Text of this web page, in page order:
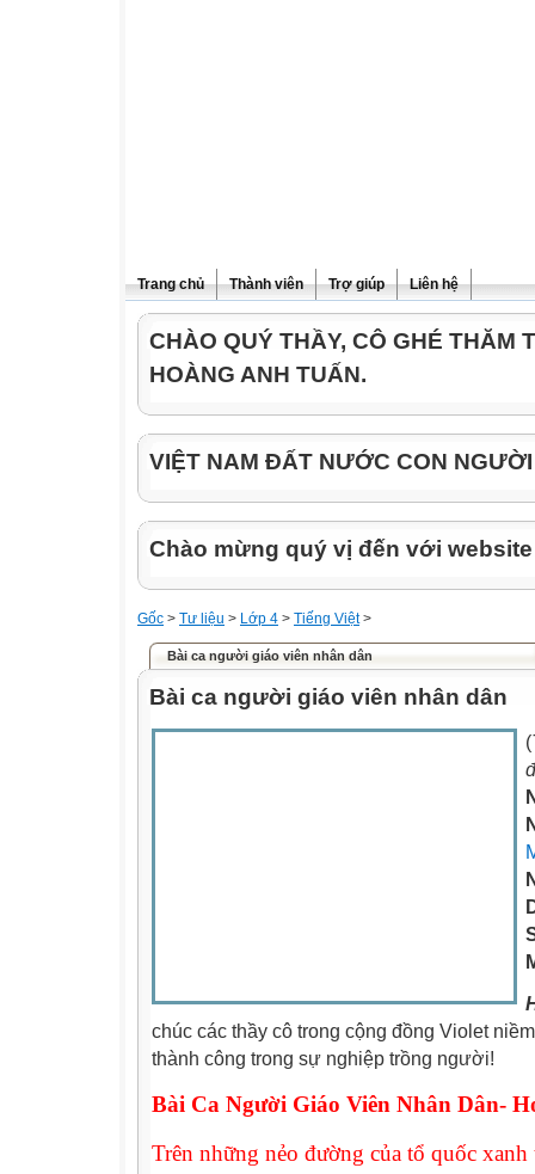
Trang chủ Thành viên Trợ giúp Liên hệ
CHÀO QUÝ THẦY, CÔ GHÉ THĂM
HOÀNG ANH TUẤN.
VIỆT NAM ĐẤT NƯỚC CON NGƯỜI
Chào mừng quý vị đến với
Gốc > Tư liệu > Lớp 4 > Tiếng Việt>
Bài ca người giáo viên nhân dân
Bài ca người giáo viên nhân dân
(
chúc các thầy cô trong cộng đồng Violet
thành công trong sự nghiệp trồng người!
Bài Ca Người Giáo Viên Nhân Dân-
Trên những nẻo đường của tổ quốc